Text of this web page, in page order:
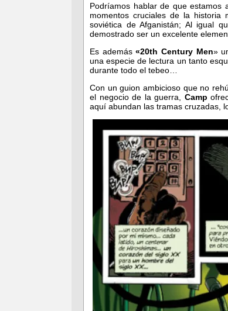
Podríamos hablar de que estamos
momentos cruciales de la historia
soviética de Afganistán; Al igual
demostrado ser un excelente
Es además«20th Century Men»
una especie de lectura un tanto
durante todo el tebeo…
Con un guion ambicioso que no
el negocio de la guerra, Camp
aquí abundan las tramas cruzadas,